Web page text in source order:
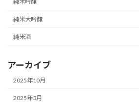
純米大吟醸
純米酒
アーカイブ
2025年10月
2025年3月